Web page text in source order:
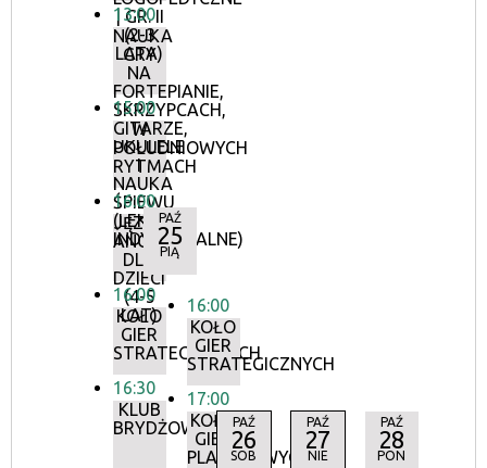
| GR. II
(2-3
LATA)
13:00
NAUKA
GRY
NA
FORTEPIANIE,
SKRZYPCACH,
GITARZE,
UKULELE
I
NAUKA
ŚPIEWU
(LEKCJE
INDYWIDUALNE)
15:00
W
POŁUDNIOWYCH
RYTMACH
16:00
JĘZYK
ANGIELSKI
DLA
DZIECI
(4-5
LAT)
16:00
KOŁO
GIER
STRATEGICZNYCH
16:30
KLUB
BRYDŻOWY
PAŹ
25
PIĄ
16:00
KOŁO
GIER
STRATEGICZNYCH
17:00
KOŁO
GIER
PLANSZOWYCH
PAŹ
26
SOB
PAŹ
27
NIE
PAŹ
28
PON